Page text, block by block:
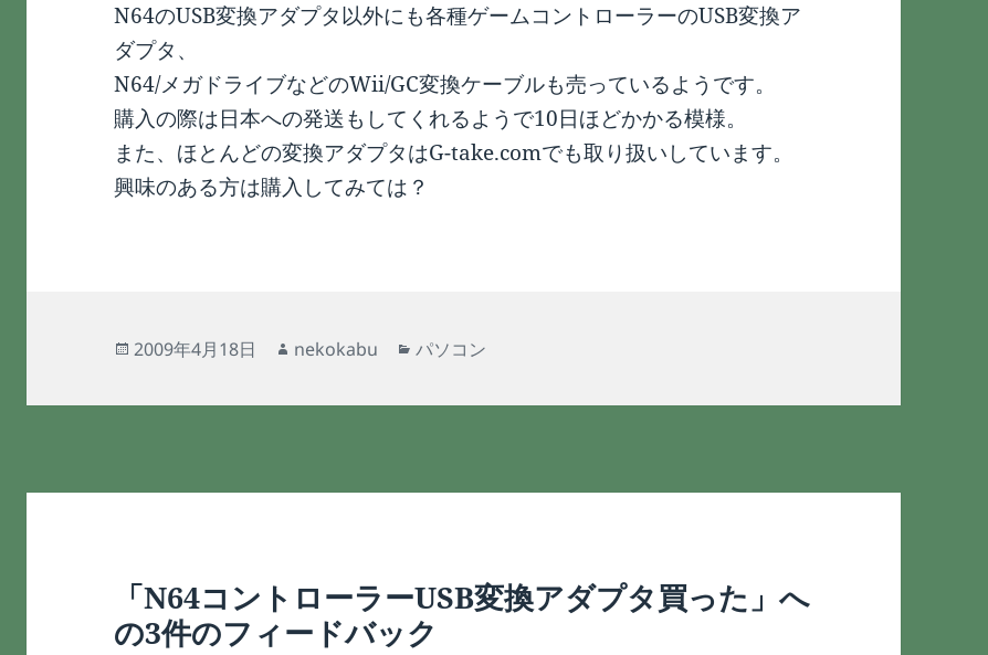
N64のUSB変換アダプタ以外にも各種ゲームコントローラーのUSB変換ア
ダプタ、
N64/メガドライブなどのWii/GC変換ケーブルも売っているようです。
購入の際は日本への発送もしてくれるようで10日ほどかかる模様。
また、ほとんどの変換アダプタはG-take.comでも取り扱いしています。
興味のある方は購入してみては？
投
日:
2009年4月18日
作
者
nekokabu
カ
ゴ
パソコン
「N64コントローラーUSB変換アダプタ買った」へ
の3件のフィードバック